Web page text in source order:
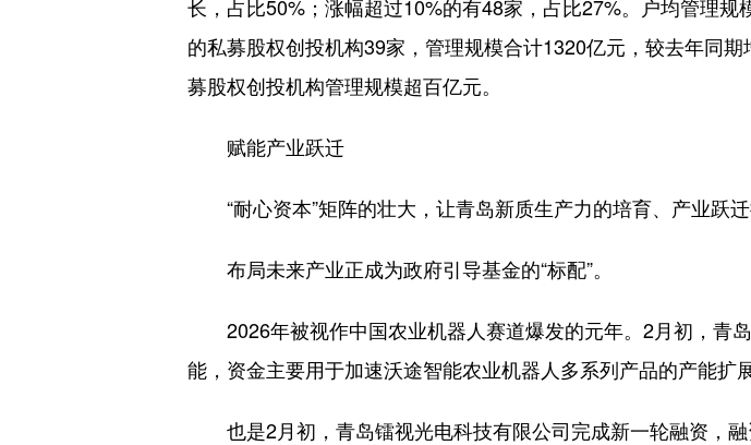
长，占比50%；涨幅超过10%的有48家，占比27%。户均管理
的私募股权创投机构39家，管理规模合计1320亿元，较去年同
募股权创投机构管理规模超百亿元。
赋能产业跃迁
“耐心资本”矩阵的壮大，让青岛新质生产力的培育、产业跃迁
布局未来产业正成为政府引导基金的“标配”。
2026年被视作中国农业机器人赛道爆发的元年。2月初，青
能，资金主要用于加速沃途智能农业机器人多系列产品的产能扩
也是2月初，青岛镭视光电科技有限公司完成新一轮融资，融